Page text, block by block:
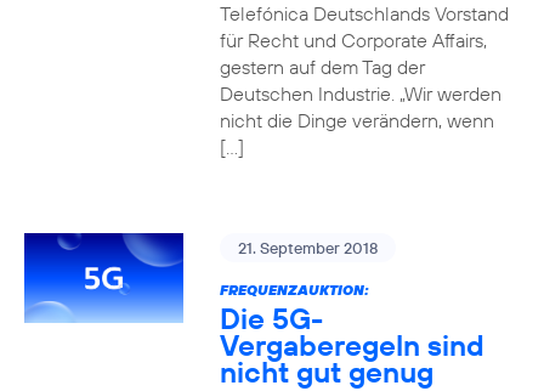
Telefónica Deutschlands Vorstand
für Recht und Corporate Affairs,
gestern auf dem Tag der
Deutschen Industrie. „Wir werden
nicht die Dinge verändern, wenn
[…]
21. September 2018
FREQUENZAUKTION:
Die 5G-
Vergaberegeln sind
nicht gut genug